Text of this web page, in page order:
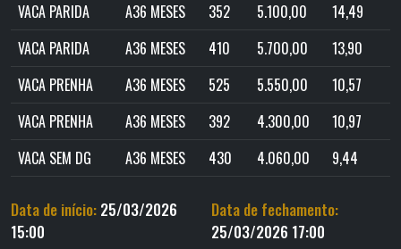
VACA PARIDA
A36 MESES 352 5.100,00
14,49
VACA PARIDA
A36 MESES 410 5.700,00
13,90
VACA PRENHA
A36 MESES 525 5.550,00
10,57
VACA PRENHA
A36 MESES 392 4.300,00
10,97
VACA SEM DG
A36 MESES 430 4.060,00 9,44
Data de início: 25/03/2026
15:00
Data de fechamento:
25/03/2026 17:00